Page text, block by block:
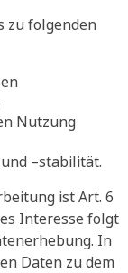
zu folgenden
Nutzung
–stabilität.
ist Art. 6
Interesse folgt
In
Daten zu dem